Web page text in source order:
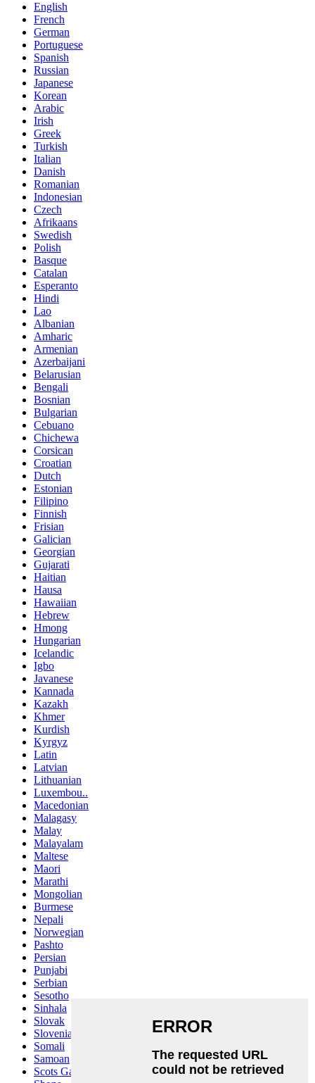
English
French
German
Portuguese
Spanish
Russian
Japanese
Korean
Arabic
Irish
Greek
Turkish
Italian
Danish
Romanian
Indonesian
Czech
Afrikaans
Swedish
Polish
Basque
Catalan
Esperanto
Hindi
Lao
Albanian
Amharic
Armenian
Azerbaijani
Belarusian
Bengali
Bosnian
Bulgarian
Cebuano
Chichewa
Corsican
Croatian
Dutch
Estonian
Filipino
Finnish
Frisian
Galician
Georgian
Gujarati
Haitian
Hausa
Hawaiian
Hebrew
Hmong
Hungarian
Icelandic
Igbo
Javanese
Kannada
Kazakh
Khmer
Kurdish
Kyrgyz
Latin
Latvian
Lithuanian
Luxembou..
Macedonian
Malagasy
Malay
Malayalam
Maltese
Maori
Marathi
Mongolian
Burmese
Nepali
Norwegian
Pashto
Persian
Punjabi
Serbian
Sesotho
Sinhala
Slovak
Slovenian
Somali
Samoan
Scots Gaelic